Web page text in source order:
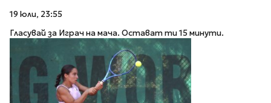
19 юли, 23:55
Гласувай за Играч на мача. Остават ти 15 минути.